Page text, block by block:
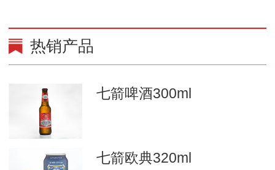
热销产品
七箭啤酒300ml
七箭欧典320ml